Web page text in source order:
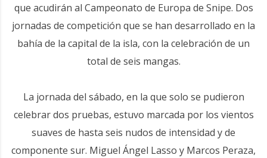
que acudirán al Campeonato de Europa de Snipe. Dos
jornadas de competición que se han desarrollado en la
bahía de la capital de la isla, con la celebración de un
total de seis mangas.
La jornada del sábado, en la que solo se pudieron
celebrar dos pruebas, estuvo marcada por los vientos
suaves de hasta seis nudos de intensidad y de
componente sur. Miguel Ángel Lasso y Marcos Peraza,